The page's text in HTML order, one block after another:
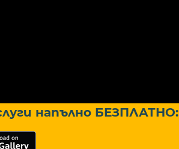
напълно БЕЗПЛАТНО: